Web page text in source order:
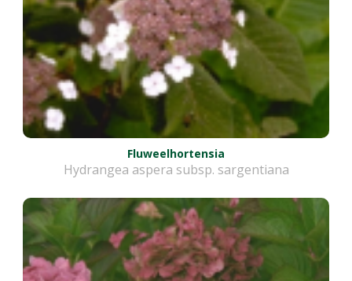
Fluweelhortensia
Hydrangea aspera subsp. sargentiana